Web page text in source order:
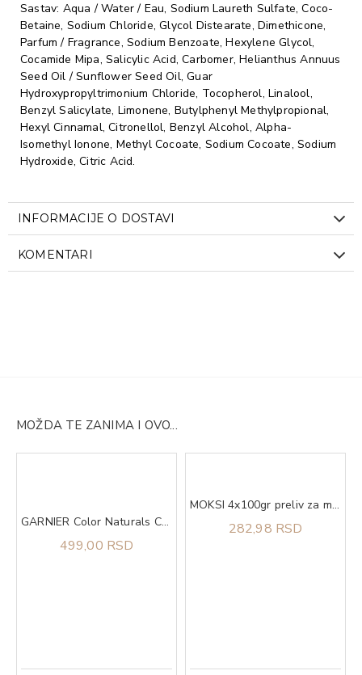
Sastav: Aqua / Water / Eau, Sodium Laureth Sulfate, Coco-
Betaine, Sodium Chloride, Glycol Distearate, Dimethicone,
Parfum / Fragrance, Sodium Benzoate, Hexylene Glycol,
Cocamide Mipa, Salicylic Acid, Carbomer, Helianthus Annuus
Seed Oil / Sunflower Seed Oil, Guar
Hydroxypropyltrimonium Chloride, Tocopherol, Linalool,
Benzyl Salicylate, Limonene, Butylphenyl Methylpropional,
Hexyl Cinnamal, Citronellol, Benzyl Alcohol, Alpha-
Isomethyl Ionone, Methyl Cocoate, Sodium Cocoate, Sodium
Hydroxide, Citric Acid.
INFORMACIJE O DOSTAVI
KOMENTARI
MOŽDA TE ZANIMA I OVO...
GARNIER Color Naturals Creme Boja za kosu SE CEN 111
499,00 RSD
MOKSI 4x100gr preliv za mačke kitten piletina u sosu
282,98 RSD